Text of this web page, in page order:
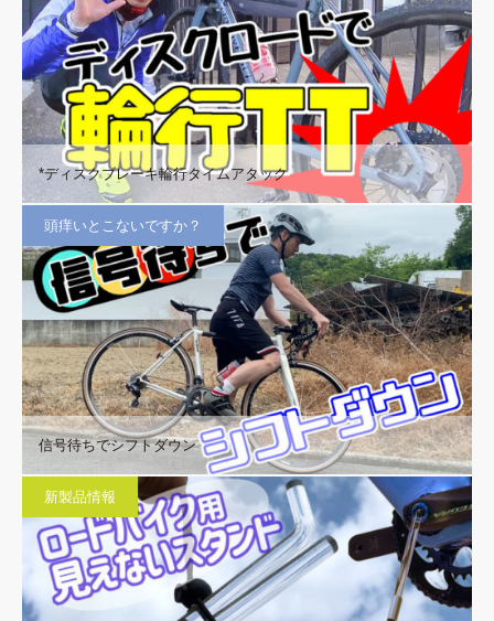
*ディスクブレーキ輪行タイムアタック
頭痒いとこないですか？
信号待ちでシフトダウン
新製品情報